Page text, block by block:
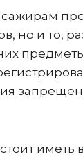
но и то,
иметь